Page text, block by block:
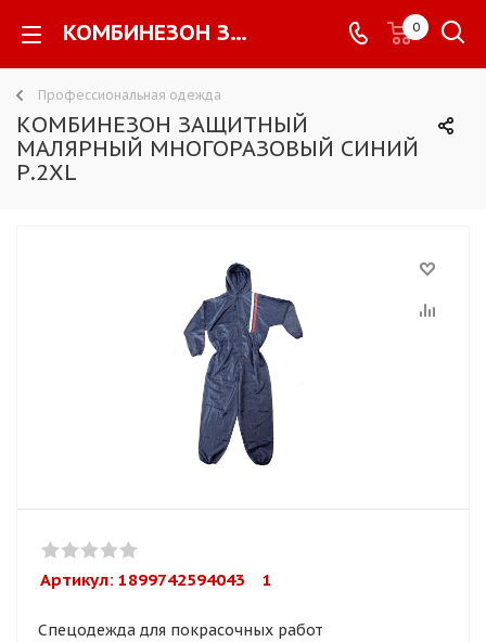
КОМБИНЕЗОН ЗАЩИТНЫЙ МАЛЯРНЫЙ МНОГОРАЗОВЫЙ СИНИЙ Р.2XL - 0
Профессиональная одежда
КОМБИНЕЗОН ЗАЩИТНЫЙ
МАЛЯРНЫЙ МНОГОРАЗОВЫЙ СИНИЙ
Р.2XL
Артикул: 1899742594043    1
Спецодежда для покрасочных работ